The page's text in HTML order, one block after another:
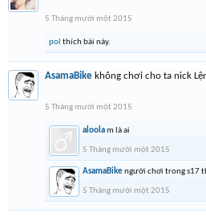
5 Tháng mười một 2015
pol thích bài này.
AsamaBike không chơi cho ta nick
5 Tháng mười một 2015
aloolam là ai
5 Tháng mười một 2015
AsamaBikengười chơi trong s17
5 Tháng mười một 2015